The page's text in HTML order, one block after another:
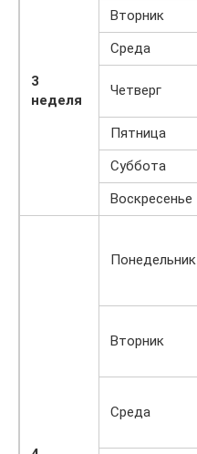
3
неделя
Вторник
Среда
Четверг
Пятница
Суббота
Воскресенье
Понедельник
Вторник
Среда